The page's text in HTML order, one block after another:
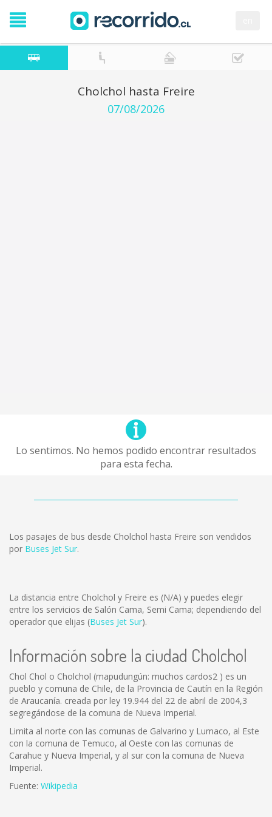
Cholchol hasta Freire
07/08/2026
Lo sentimos. No hemos podido encontrar resultados
para esta fecha.
Los pasajes de bus desde Cholchol hasta Freire son vendidos
por Buses Jet Sur.
La distancia entre Cholchol y Freire es (N/A) y puedes elegir
entre los servicios de Salón Cama, Semi Cama; dependiendo del
operador que elijas (Buses Jet Sur).
Información sobre la ciudad Cholchol
Chol Chol o Cholchol (mapudungún: muchos cardos2 ) es un
pueblo y comuna de Chile, de la Provincia de Cautín en la Región
de Araucanía. creada por ley 19.944 del 22 de abril de 2004,3
segregándose de la comuna de Nueva Imperial.
Limita al norte con las comunas de Galvarino y Lumaco, al Este
con la comuna de Temuco, al Oeste con las comunas de
Carahue y Nueva Imperial, y al sur con la comuna de Nueva
Imperial.
Fuente: Wikipedia